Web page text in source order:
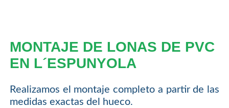
MONTAJE DE LONAS DE PVC
EN L´ESPUNYOLA
Realizamos el montaje completo a partir de las
medidas exactas del hueco.